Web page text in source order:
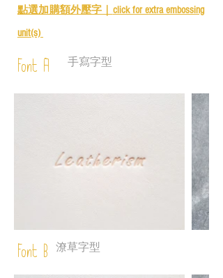
點選加購額外壓字｜ click for extra embossing
unit(s)
Font A 手寫字型
Font B 潦草字型